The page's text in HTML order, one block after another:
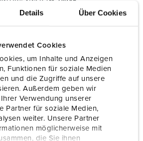
Details Über Cookies
Cookies
um Inhalte und Anzeigen
Funktionen für soziale Medien
und die Zugriffe auf unsere
Außerdem geben wir
Verwendung unserer
Partner für soziale Medien,
weiter. Unsere Partner
möglicherweise mit
die Sie ihnen
125 A
5 p
400 V
6 h
50-60 Hz
schroefklemmen